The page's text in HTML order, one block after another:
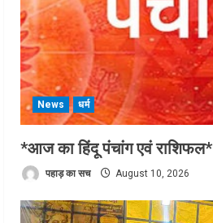
News धर्म
*आज का हिंदू पंचांग एवं राशिफल*
पहाड़ का सच August 10, 2026